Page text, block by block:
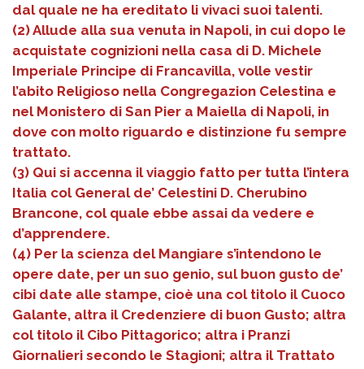
dal quale ne ha ereditato li vivaci suoi talenti.
(2) Allude alla sua venuta in Napoli, in cui dopo le
acquistate cognizioni nella casa di D. Michele
Imperiale Principe di Francavilla, volle vestir
l’abito Religioso nella Congregazion Celestina e
nel Monistero di San Pier a Maiella di Napoli, in
dove con molto riguardo e distinzione fu sempre
trattato.
(3) Qui si accenna il viaggio fatto per tutta l’intera
Italia col General de’ Celestini D. Cherubino
Brancone, col quale ebbe assai da vedere e
d’apprendere.
(4) Per la scienza del Mangiare s’intendono le
opere date, per un suo genio, sul buon gusto de’
cibi date alle stampe, cioè una col titolo il Cuoco
Galante, altra il Credenziere di buon Gusto; altra
col titolo il Cibo Pittagorico; altra i Pranzi
Giornalieri secondo le Stagioni; altra il Trattato